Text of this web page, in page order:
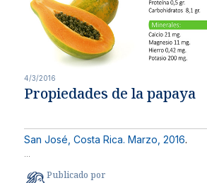
4/3/2016
Propiedades de la papaya
San José, Costa Rica. Marzo, 2016.
Publicado por